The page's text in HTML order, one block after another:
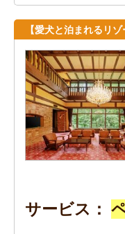
【愛犬と泊まれるリ
サービス